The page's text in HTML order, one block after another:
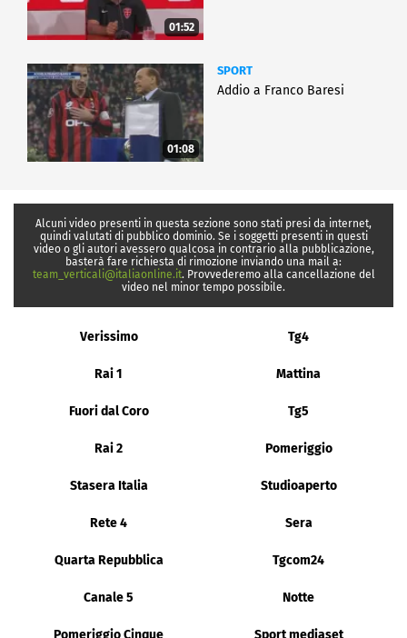
01:52
01:08
SPORT
Addio a Franco Baresi
Alcuni video presenti in questa sezione sono stati presi da internet,
quindi valutati di pubblico dominio. Se i soggetti presenti in questi
video o gli autori avessero qualcosa in contrario alla pubblicazione,
basterà fare richiesta di rimozione inviando una mail a:
team_verticali@italiaonline.it. Provvederemo alla cancellazione del
video nel minor tempo possibile.
Verissimo Tg4
Rai 1 Mattina
Fuori dal Coro Tg5
Rai 2 Pomeriggio
Stasera Italia Studioaperto
Rete 4 Sera
Quarta Repubblica Tgcom24
Canale 5 Notte
Pomeriggio Cinque Sport mediaset